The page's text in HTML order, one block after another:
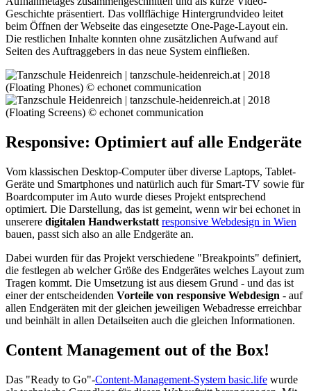
Geschichte präsentiert. Das vollflächige Hintergrundvideo leitet
beim Öffnen der Webseite das eingesetzte One-Page-Layout ein.
Die restlichen Inhalte konnten ohne zusätzlichen Aufwand auf
Seiten des Auftraggebers in das neue System einfließen.
Responsive: Optimiert auf alle Endgeräte
Vom klassischen Desktop-Computer über diverse Laptops, Tablet-
Geräte und Smartphones und natürlich auch für Smart-TV sowie für
Boardcomputer im Auto wurde dieses Projekt entsprechend
optimiert. Die Darstellung, das ist gemeint, wenn wir bei echonet in
unserere digitalen Handwerkstatt responsive Webdesign in Wien
bauen, passt sich also an alle Endgeräte an.
Dabei wurden für das Projekt verschiedene "Breakpoints" definiert,
die festlegen ab welcher Größe des Endgerätes welches Layout zum
Tragen kommt. Die Umsetzung ist aus diesem Grund - und das ist
einer der entscheidenden Vorteile von responsive Webdesign - auf
allen Endgeräten mit der gleichen jeweiligen Webadresse erreichbar
und beinhält in allen Detailseiten auch die gleichen Informationen.
Content Management out of the Box!
Das "Ready to Go"-Content-Management-System basic.life wurde